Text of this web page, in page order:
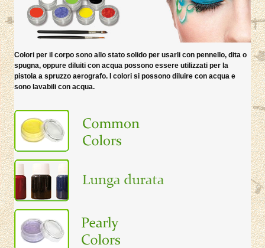
Colori per il corpo sono allo stato solido per usarli con pennello, dita o
spugna, oppure diluiti con acqua possono essere utilizzati per la
pistola a spruzzo aerografo. I colori si possono diluire con acqua e
sono lavabili con acqua.